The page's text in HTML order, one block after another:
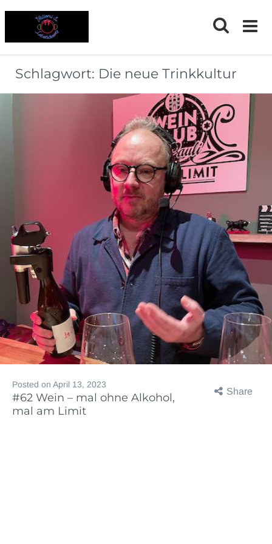
Schlagwort: Die neue Trinkkultur
Share
Posted on April 13, 2023
#62 Wein – mal ohne Alkohol,
mal am Limit